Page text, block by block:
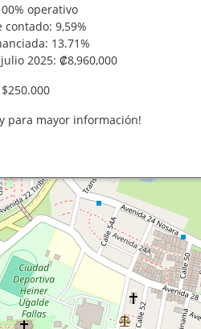
operativo
9,59%
13.71%
2025: ₡8,960,000
para mayor información!